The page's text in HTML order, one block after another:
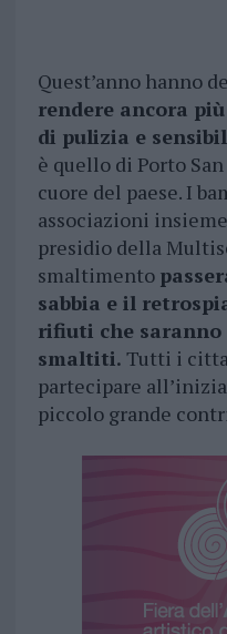
Quest’anno hanno
rendere ancora
di pulizia e
è quello di Porto
cuore del paese. I
associazioni
presidio della
smaltimento
sabbia e il
rifiuti che
smaltiti. Tutti i
partecipare
piccolo grande